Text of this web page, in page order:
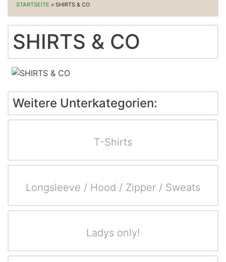
STARTSEITE » SHIRTS & CO
SHIRTS & CO
Weitere Unterkategorien:
T-Shirts
Longsleeve / Hood / Zipper / Sweats
Ladys only!